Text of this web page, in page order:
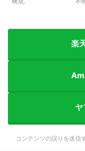
楽
コンテンツの誤りを送信